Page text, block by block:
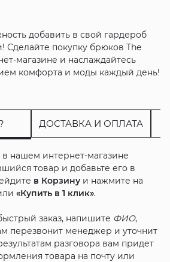
добавить в свой гардероб
Сделайте покупку брюков The
магазине и наслаждайтесь
комфорта и моды каждый день!
ДОСТАВКА И ОПЛАТА
нашем интернет-магазине
товар и добавьте его в
в Корзинуи нажмите на
«Купить в 1 клик».
заказ, напишите ФИО,
перезвонит менеджер и уточнит
разговора вам придет
товара на почту или